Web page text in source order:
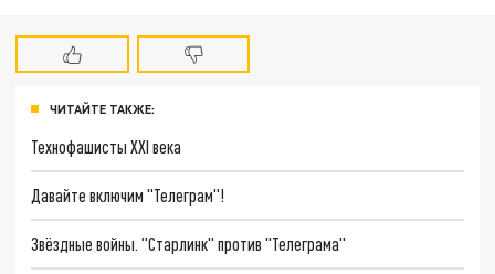
ЧИТАЙТЕ ТАКЖЕ:
Технофашисты XXI века
Давайте включим "Телеграм"!
Звёздные войны. "Старлинк" против "Телеграма"